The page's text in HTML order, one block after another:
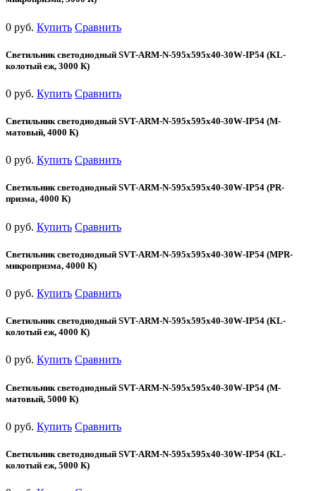
0 руб. Купить Сравнить
Светильник светодиодный SVT-ARM-N-595x595x40-30W-IP54 (KL-
колотый еж, 3000 К)
0 руб. Купить Сравнить
Светильник светодиодный SVT-ARM-N-595x595x40-30W-IP54 (М-
матовый, 4000 К)
0 руб. Купить Сравнить
Светильник светодиодный SVT-ARM-N-595x595x40-30W-IP54 (PR-
призма, 4000 К)
0 руб. Купить Сравнить
Светильник светодиодный SVT-ARM-N-595x595x40-30W-IP54 (MPR-
микропризма, 4000 К)
0 руб. Купить Сравнить
Светильник светодиодный SVT-ARM-N-595x595x40-30W-IP54 (KL-
колотый еж, 4000 К)
0 руб. Купить Сравнить
Светильник светодиодный SVT-ARM-N-595x595x40-30W-IP54 (М-
матовый, 5000 К)
0 руб. Купить Сравнить
Светильник светодиодный SVT-ARM-N-595x595x40-30W-IP54 (KL-
колотый еж, 5000 К)